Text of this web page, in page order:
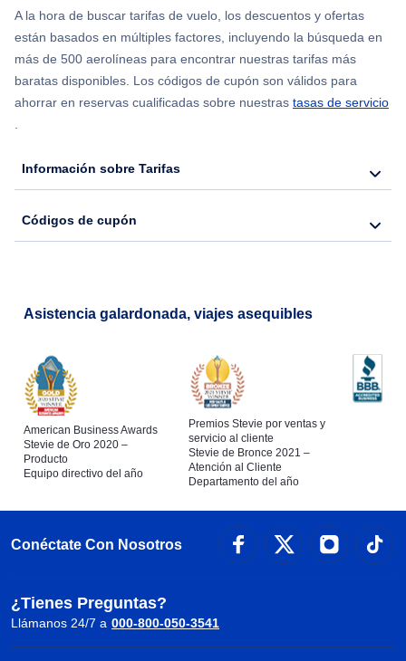
A la hora de buscar tarifas de vuelo, los descuentos y ofertas
están basados en múltiples factores, incluyendo la búsqueda en
más de 500 aerolíneas para encontrar nuestras tarifas más
baratas disponibles. Los códigos de cupón son válidos para
ahorrar en reservas cualificadas sobre nuestras tasas de servicio
.
Información sobre Tarifas
Códigos de cupón
Asistencia galardonada, viajes asequibles
American Business Awards
Stevie de Oro 2020 –
Producto
Equipo directivo del año
Premios Stevie por ventas y
servicio al cliente
Stevie de Bronce 2021 –
Atención al Cliente
Departamento del año
Conéctate Con Nosotros
¿Tienes Preguntas?
Llámanos 24/7 a 000-800-050-3541